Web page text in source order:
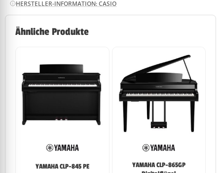
HERSTELLER-INFORMATION: CASIO
Ähnliche Produkte
YAMAHA CLP-845 PE
YAMAHA CLP-865GP